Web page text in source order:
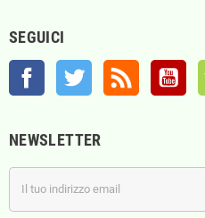
SEGUICI
Facebook Twitter
NEWSLETTER